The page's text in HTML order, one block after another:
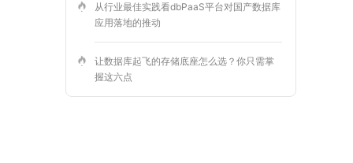
从行业最佳实践看dbPaaS平台对国产数据库
应用落地的推动
让数据库起飞的存储底座怎么选？你只需掌
握这六点